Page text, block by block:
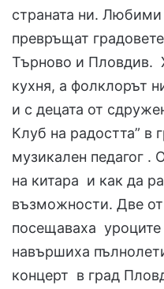
страната ни. Любими
превръщат
Търново и Пловдив.
кухня, а фолклорът
и с децата от
Клуб на радостта” в
музикален педагог .
на китара и как да
възможности. Две от
посещаваха
навършиха
концерт в град